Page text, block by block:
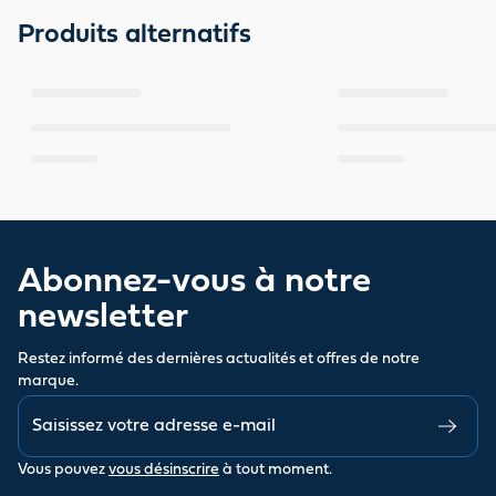
Produits alternatifs
Abonnez-vous à notre
newsletter
Restez informé des dernières actualités et offres de notre
marque.
Vous pouvez vous désinscrire à tout moment.